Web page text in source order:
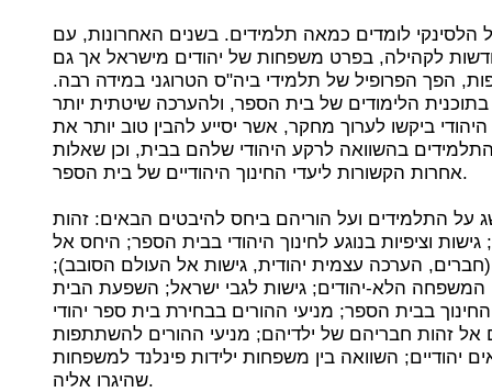
הלסינקי לומדים כמאה תלמידים. בשנים האחרונות, עם
לקהילה, בפרט משפחות של יהודים מישראל אך גם
הפך הפרופיל של תלמידי ביה"ס הטרוגני במידה רבה.
בתוכנית הלימודים של בית הספר, ולהערכה שיטתית יותר
ביקשו לערוך מחקר, אשר יסייע להבין טוב יותר את
בהשוואה לרקע היהודי שלהם בבית, וכן שאלות
אחרות הקשורות ליעדי החינוך היהודיים של בית הספר.
על התלמידים ועל הוריהם ביחס להיבטים הבאים: זהות
גישות וציפיות בנוגע לחינוך היהודי בבית הספר; היחס אל
הערכה עצמית יהודית, גישות אל העולם הסובב);
המשפחה הלא-יהודים; גישות לגבי ישראל; השפעת הבית
בבית הספר; מניעי ההורים בבחירת בית ספר יהודי
אל זהות חבריהם של ילדיהם; מניעי ההורים להשתתפות
יהודיים; השוואה בין משפחות ילידות פינלנד למשפחות
שהיגרו אליה.